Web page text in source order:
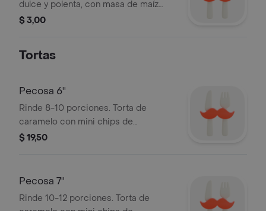
dulce y polenta, con masa de maíz
fermentada. Contiene gluten.
$ 3,00
Tortas
Pecosa 6''
Rinde 8-10 porciones. Torta de
caramelo con mini chips de
chocolate, nueces, pasas y coco,
caramelo. Bordes con migas de
$ 19,50
Pecosa 7''
Rinde 10-12 porciones. Torta de